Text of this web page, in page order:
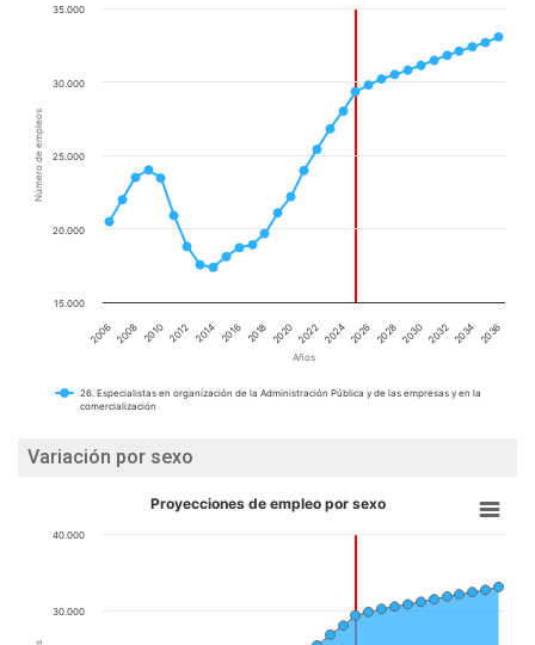
Años
Número de empleos
26. Especialistas en organización de la Administración Pública y de las empresas y en la
comercialización
2006 2008 2010 2012 2014 2016 2018 2020 2022 2024 2026 2028 2030 2032 2034 2036
15.000
20.000
25.000
30.000
35.000
Variación por sexo
Proyecciones de empleo por sexo
30.000
40.000